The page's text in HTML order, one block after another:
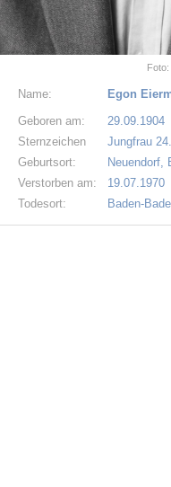
Name:
Egon
Geboren am:
29.09.1904
Sternzeichen
Jungfrau
Geburtsort:
Neuendorf,
Verstorben am:
19.07.1970
Todesort:
Baden-